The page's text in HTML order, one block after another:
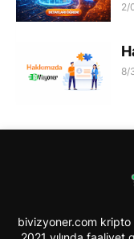
2/
8/
bivizyoner.com